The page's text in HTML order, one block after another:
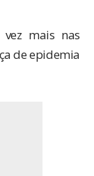
mais nas
de epidemia